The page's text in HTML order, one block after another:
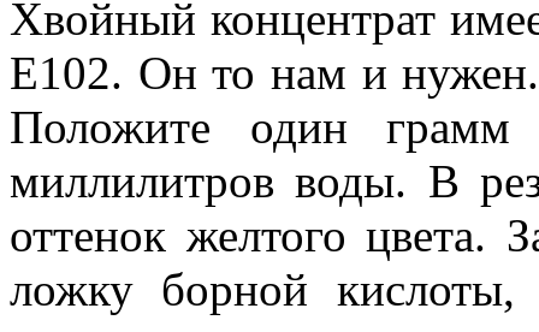
Хвойный концентрат
E102. Он то нам и нужен.
Положите один грамм
миллилитров воды. В
оттенок желтого цвета.
ложку борной